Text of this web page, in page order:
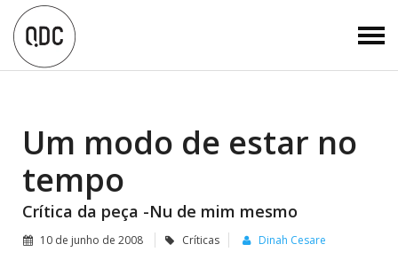
Um modo de estar no
tempo
Crítica da peça -Nu de mim mesmo
10 de junho de 2008 Críticas Dinah Cesare